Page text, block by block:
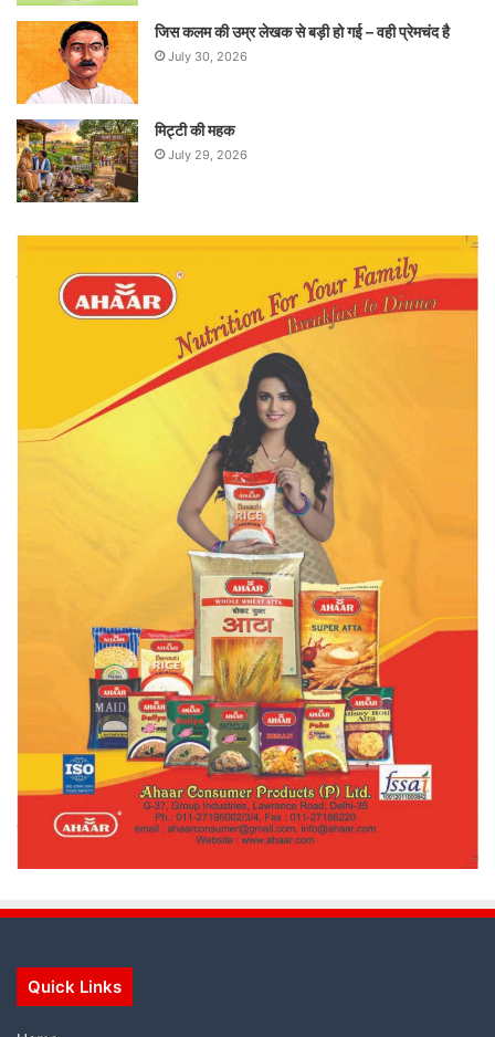
जिस कलम की उम्र लेखक से बड़ी हो गई – वही प्रेमचंद है
July 30, 2026
मिट्टी की महक
July 29, 2026
Quick Links